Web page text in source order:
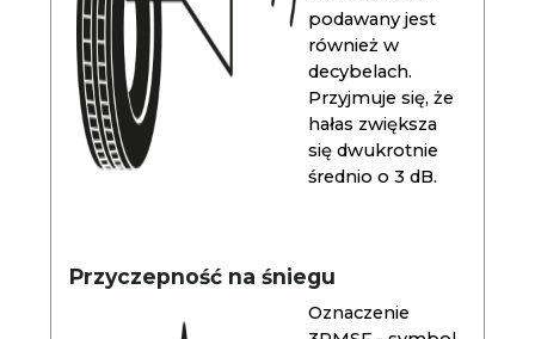
podawany jest
również w
decybelach.
Przyjmuje się, że
hałas zwiększa
się dwukrotnie
średnio o 3 dB.
Przyczepność na śniegu
Oznaczenie